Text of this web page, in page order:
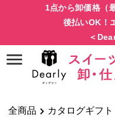
1点から卸価格（
後払いOK！
＜
全商品 カタログギフト